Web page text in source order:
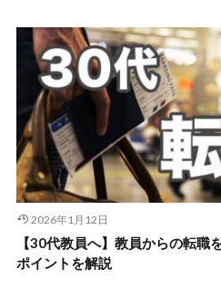
2026年1月12日
【30代教員へ】教員からの転職
ポイントを解説